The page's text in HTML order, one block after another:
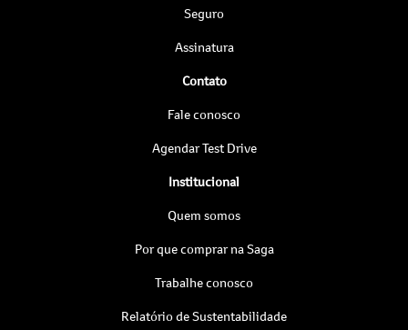
Seguro
Assinatura
Contato
Fale conosco
Agendar Test Drive
Institucional
Quem somos
Por que comprar na Saga
Trabalhe conosco
Relatório de Sustentabilidade